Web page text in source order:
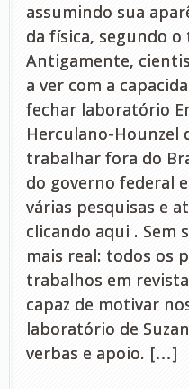
assumindo sua
da física, segundo
Antigamente,
a ver com a
fechar laboratório
Herculano-Hounzel
trabalhar fora do
do governo federal
várias pesquisas e
clicando aqui . Sem
mais real: todos os
trabalhos em
capaz de motivar
laboratório de
verbas e apoio. […]